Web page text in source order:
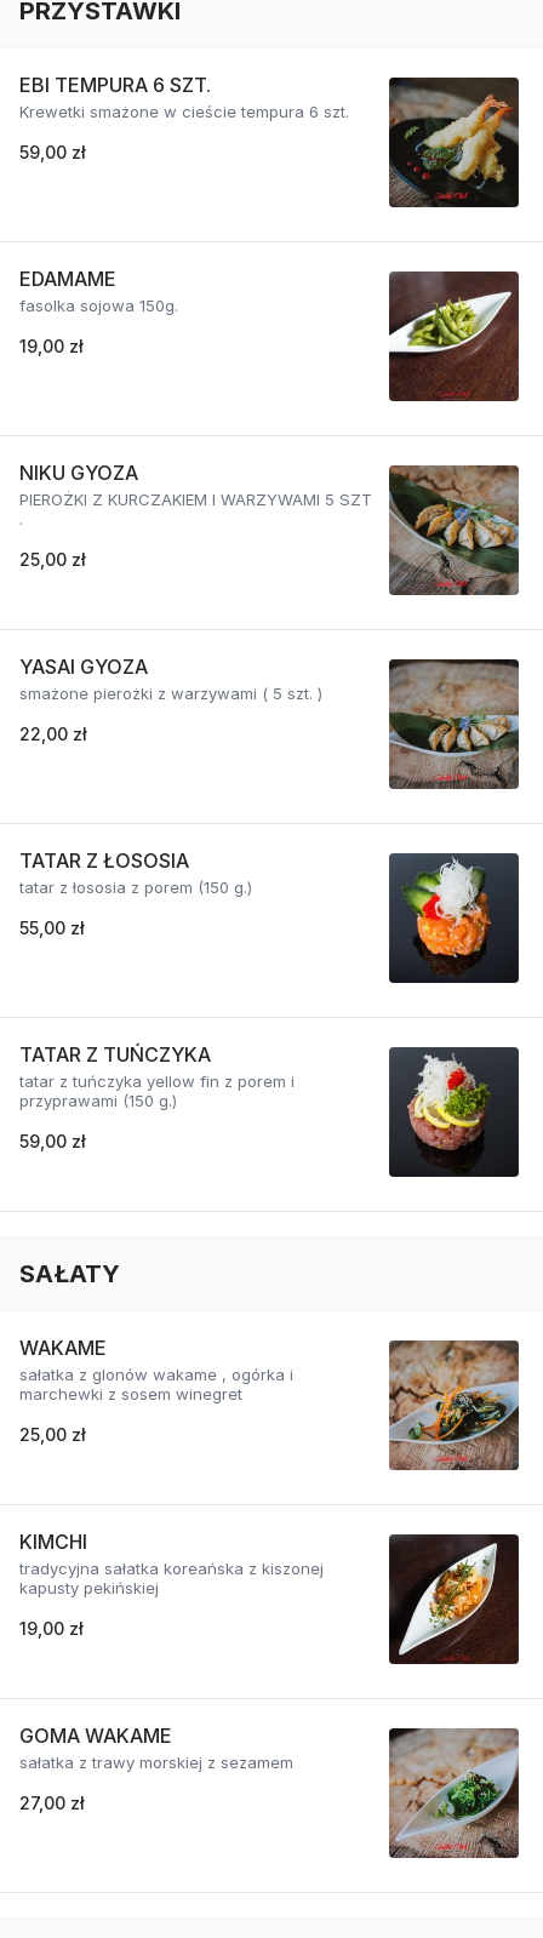
PRZYSTAWKI
EBI TEMPURA 6 SZT.
Krewetki smażone w cieście tempura 6 szt.
59,00 zł
EDAMAME
fasolka sojowa 150g.
19,00 zł
NIKU GYOZA
PIEROŻKI Z KURCZAKIEM I WARZYWAMI 5 SZT
.
25,00 zł
YASAI GYOZA
smażone pierożki z warzywami ( 5 szt. )
22,00 zł
TATAR Z ŁOSOSIA
tatar z łososia z porem (150 g.)
55,00 zł
TATAR Z TUŃCZYKA
tatar z tuńczyka yellow fin z porem i
przyprawami (150 g.)
59,00 zł
SAŁATY
WAKAME
sałatka z glonów wakame , ogórka i
marchewki z sosem winegret
25,00 zł
KIMCHI
tradycyjna sałatka koreańska z kiszonej
kapusty pekińskiej
19,00 zł
GOMA WAKAME
sałatka z trawy morskiej z sezamem
27,00 zł